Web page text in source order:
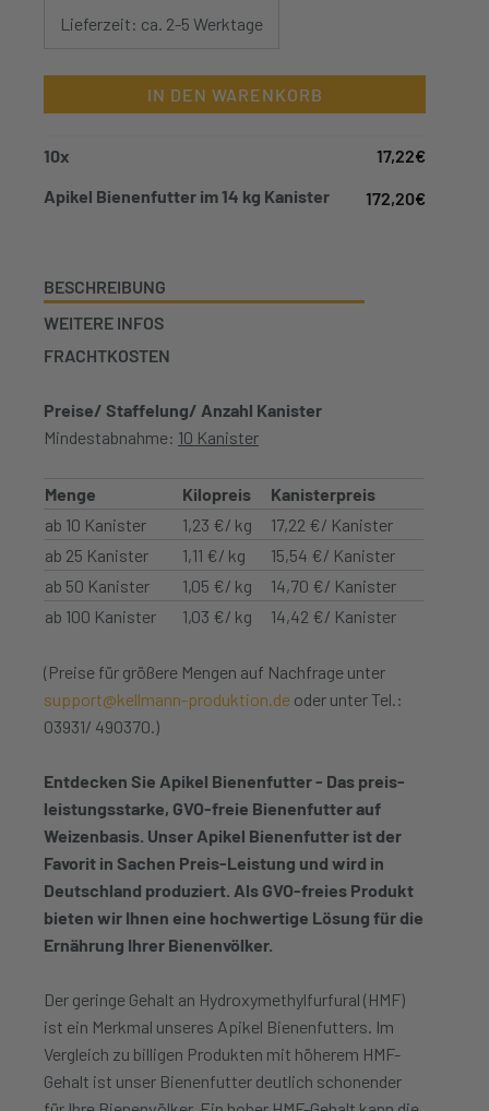
kg
Kanister
Lieferzeit: ca. 2-5 Werktage
IN DEN WARENKORB
10x 17,22€
Apikel Bienenfutter im 14 kg Kanister
172,20€
BESCHREIBUNG
WEITERE INFOS
FRACHTKOSTEN
Preise/ Staffelung/ Anzahl Kanister
Mindestabnahme: 10 Kanister
Menge Kilopreis
Kanisterpreis
ab 10 Kanister
1,23 €/ kg
17,22 €/ Kanister
ab 25 Kanister
1,11 €/ kg
15,54 €/ Kanister
ab 50 Kanister
1,05 €/ kg
14,70 €/ Kanister
ab 100 Kanister
1,03 €/ kg 14,42 €/ Kanister
(Preise für größere Mengen auf Nachfrage unter
support@kellmann-produktion.de oder unter Tel.:
03931/ 490370.)
Entdecken Sie Apikel Bienenfutter - Das preis-
leistungsstarke, GVO-freie Bienenfutter auf
Weizenbasis. Unser Apikel Bienenfutter ist der
Favorit in Sachen Preis-Leistung und wird in
Deutschland produziert. Als GVO-freies Produkt
bieten wir Ihnen eine hochwertige Lösung für die
Ernährung Ihrer Bienenvölker.
Der geringe Gehalt an Hydroxymethylfurfural (HMF)
ist ein Merkmal unseres Apikel Bienenfutters. Im
Vergleich zu billigen Produkten mit höherem HMF-
Gehalt ist unser Bienenfutter deutlich schonender